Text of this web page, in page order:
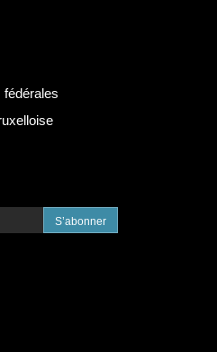
fédérales
S’abonner